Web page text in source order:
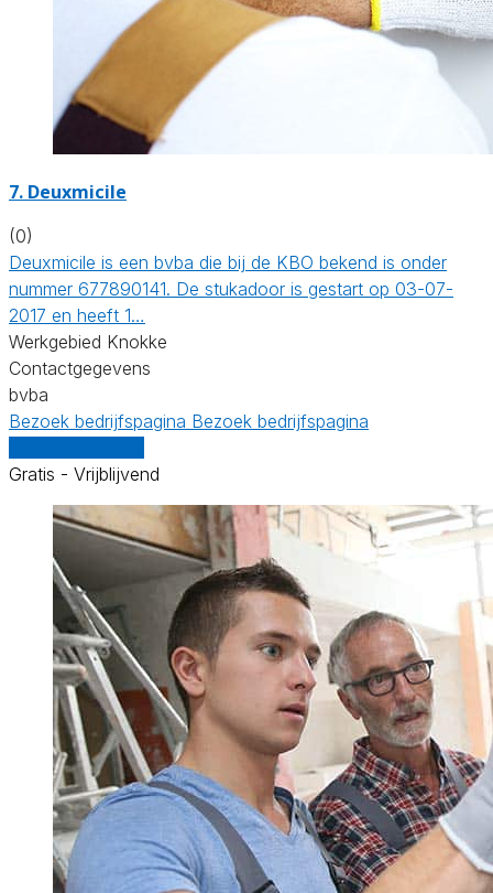
7. Deuxmicile
(0)
Deuxmicile is een bvba die bij de KBO bekend is onder
nummer 677890141. De stukadoor is gestart op 03-07-
2017 en heeft 1…
Werkgebied Knokke
Contactgegevens
bvba
Bezoek bedrijfspagina Bezoek bedrijfspagina
Gratis - Vrijblijvend